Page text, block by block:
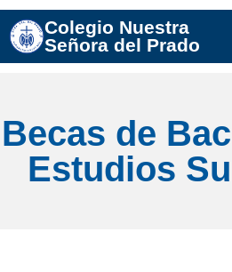
Colegio Nuestra
Señora del Prado
Becas de
Estudios